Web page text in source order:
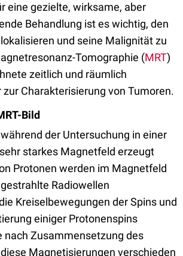
eine gezielte, wirksame, aber
Behandlung ist es wichtig, den
und seine Malignität zu
Tomographie (MRT)
zeitlich und räumlich
Charakterisierung von Tumoren.
Bild
der Untersuchung in einer
starkes Magnetfeld erzeugt
Protonen werden im Magnetfeld
Radiowellen
Kreiselbewegungen der Spins und
einiger Protonenspins
nach Zusammensetzung des
Magnetisierungen verschieden